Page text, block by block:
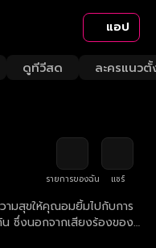
แอป
ดูทีวีสด ละครแนวตั้
Loaded:
2.11%
Rate
รายการของฉัน
แชร์
ามสุขให้คุณอมยิ้มไปกับการ
ซึ่งนอกจากเสียงร้องของ
ญก็คือ “นักร้องลูกทุ่งหน้า